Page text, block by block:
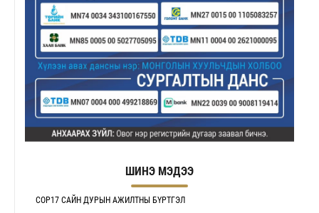
ШИНЭ МЭДЭЭ
COP17 САЙН ДУРЫН АЖИЛТНЫ БҮРТГЭЛ